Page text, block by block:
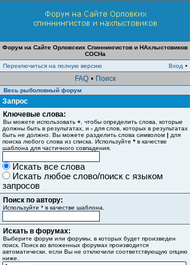
Форум на Сайте Орловских Спиннингистов и НАхлыстовиков
СОСНа
Переключиться на полную версию
Вход •
FAQ • Поиск
Весь рыболовный форум
Запрос
Ключевые слова:
Вы можете использовать + , чтобы определить слова, которые
должны быть в результатах, и - для слов, которых в результатах
быть не должно. Вы можете разделить слова символом | для
поиска любого слова из списка. Используйте * в качестве
шаблона для частичного совпадения.
Искать все слова
Искать любое слово/поиск с языком
запросов
Поиск по автору:
Используйте * в качестве шаблона.
Искать в форумах:
Выберите форум или форумы, в которых будет произведен
поиск. Поиск во вложенных форумах производится
автоматически, если Вы не отключили соответствующую опцию
ниже.